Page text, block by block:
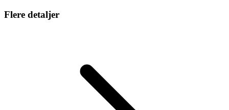
Flere detaljer